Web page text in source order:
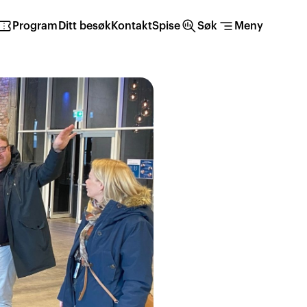
Program Ditt besøkKontaktSpisesearch_insightsSøk segment Meny